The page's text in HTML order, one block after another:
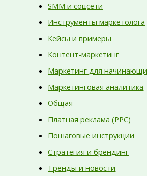
SMM и соцсети
Инструменты маркетолога
Кейсы и примеры
Контент-маркетинг
Маркетинг для
Маркетинговая аналитика
Общая
Платная реклама (PPC)
Пошаговые инструкции
Стратегия и брендинг
Тренды и новости